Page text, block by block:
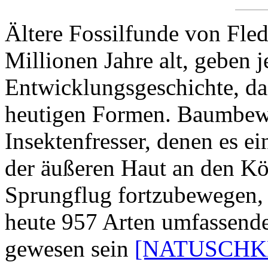
Ältere Fossilfunde von
Millionen Jahre alt, geben
Entwicklungsgeschichte,
heutigen Formen.
Insektenfresser, denen es
der äußeren Haut an den
Sprungflug
heute 957 Arten
gewesen sein